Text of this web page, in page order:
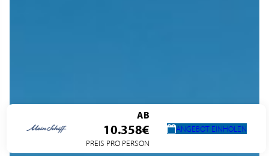
AB
10.358€
PREIS PRO PERSON
ANGEBOT EINHOLEN